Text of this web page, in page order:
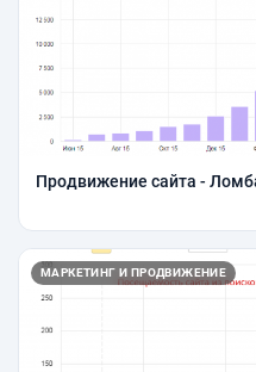
Продвижение сайта -
МАРКЕТИНГ И ПРОДВИЖЕНИЕ